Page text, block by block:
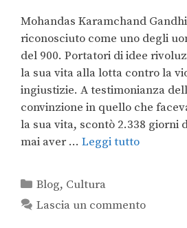
Mohandas Karamchand
riconosciuto come uno degli
del 900. Portatori di idee
la sua vita alla lotta contro la
ingiustizie. A testimonianza
convinzione in quello che
la sua vita, scontò 2.338 giorni
mai aver … Leggi tutto
Blog, Cultura
Lascia un commento